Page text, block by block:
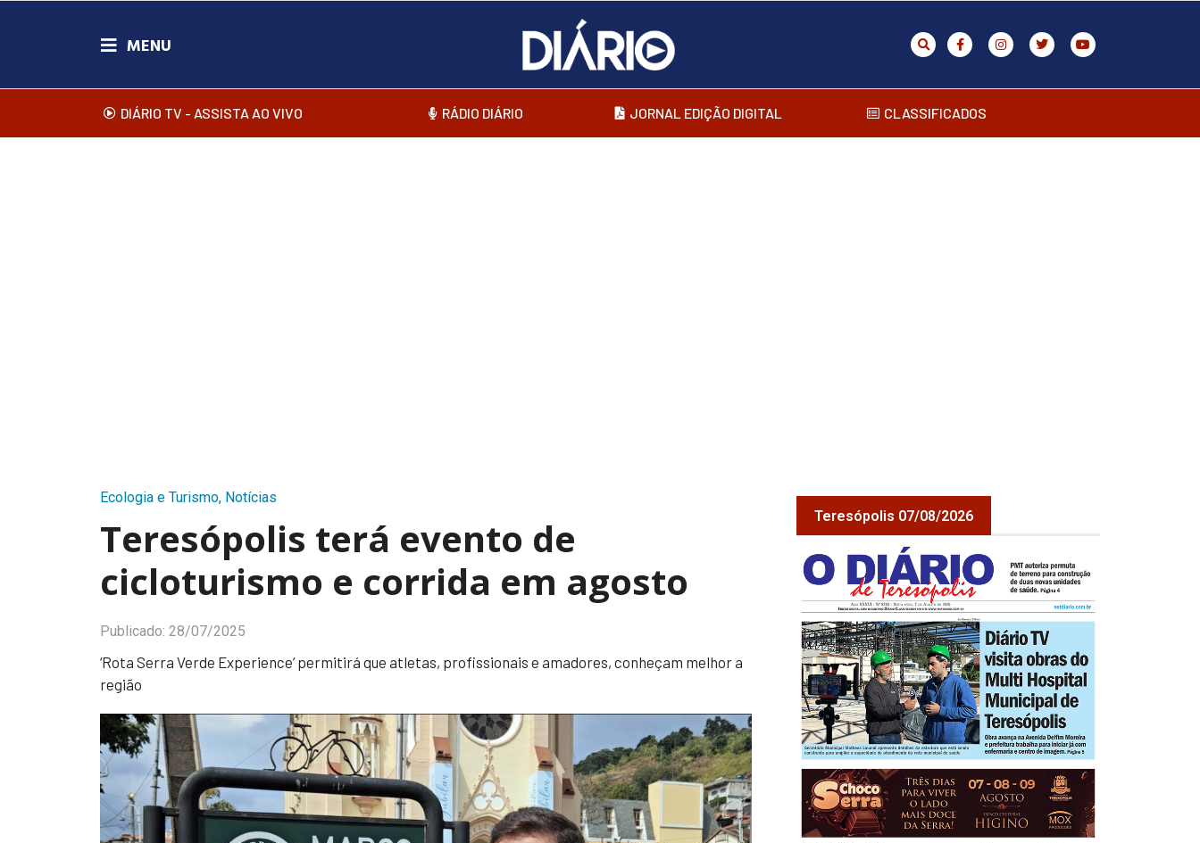
DIÁRIO TV - ASSISTA AO VIVO RÁDIO DIÁRIO JORNAL EDIÇÃO DIGITAL CLASSIFICADOS
Ecologia e Turismo, Notícias
Teresópolis terá evento de
cicloturismo e corrida em agosto
Publicado: 28/07/2025
‘Rota Serra Verde Experience’ permitirá que atletas, profissionais e amadores, conheçam melhor a
região
Teresópolis 07/08/2026